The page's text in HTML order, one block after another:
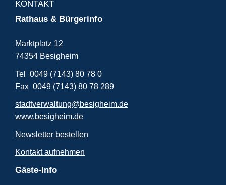
KONTAKT
Rathaus & Bürgerinfo
Marktplatz 12
74354 Besigheim
Tel 0049 (7143) 80 78 0
Fax 0049 (7143) 80 78 289
stadtverwaltung@besigheim.de
www.besigheim.de
Newsletter bestellen
Kontakt aufnehmen
Gäste-Info